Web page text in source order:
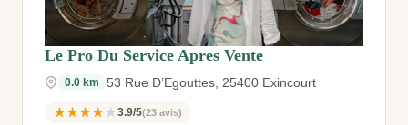
Le Pro Du Service Apres Vente
0.0 km 53 Rue D’Egouttes, 25400 Exincourt
★★★★★3.9/5(23 avis)